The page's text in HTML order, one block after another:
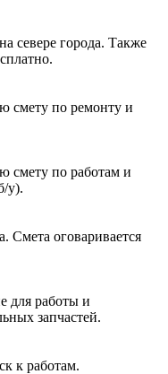
севере города. Также
смету по ремонту и
смету по работам и
у).
Смета оговаривается
для работы и
запчастей.
к работам.